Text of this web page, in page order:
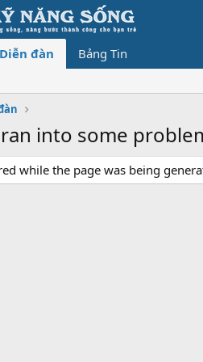
Diễn đàn Bảng Tin
into some
while the page was being